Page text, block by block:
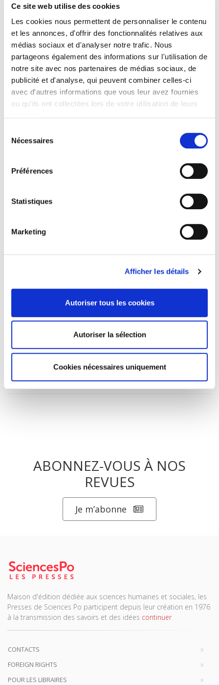
Ce site web utilise des cookies
Les cookies nous permettent de personnaliser le contenu
et les annonces, d'offrir des fonctionnalités relatives aux
médias sociaux et d'analyser notre trafic. Nous
partageons également des informations sur l'utilisation de
notre site avec nos partenaires de médias sociaux, de
publicité et d'analyse, qui peuvent combiner celles-ci
avec d'autres informations que vous leur avez fournies
ou qu'ils ont collectées lors de votre utilisation de leurs
Nécessaires
Préférences
Statistiques
Marketing
Afficher les détails
Autoriser tous les cookies
Autoriser la sélection
Cookies nécessaires uniquement
Catégorie (éditeur)
BISAC Subject Heading
HIS000000 HISTORY > HEA039000 HEALTH & FITNESS /
Diseases
BIC subject category (UK)
HB History
Code publique Onix
06 Professionnel et académique
Type d'ouvrage
Avec
Index, Bibliographie
La mutation climatique
Parents en quête de droits
ABONNEZ-VOUS À NOS
REVUES
Je m’abonne
Maison d'édition dédiée aux sciences humaines et sociales, les
Presses de Sciences Po participent depuis leur création en 1976
à la transmission des savoirs et des idées continuer
CONTACTS
FOREIGN RIGHTS
POUR LES LIBRAIRES